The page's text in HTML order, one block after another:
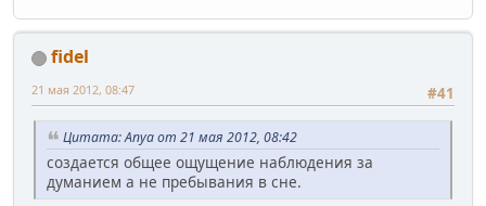
fidel
#41
21 мая 2012, 08:47
Цитата: Anya от 21 мая 2012, 08:42
создается общее ощущение наблюдения за
думанием а не пребывания в сне.